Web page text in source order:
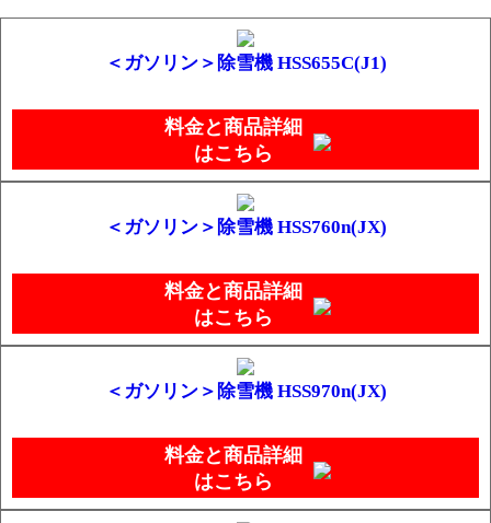
＜ガソリン＞除雪機 HSS655C(J1)
料金と商品詳細
はこちら
＜ガソリン＞除雪機 HSS760n(JX)
料金と商品詳細
はこちら
＜ガソリン＞除雪機 HSS970n(JX)
料金と商品詳細
はこちら